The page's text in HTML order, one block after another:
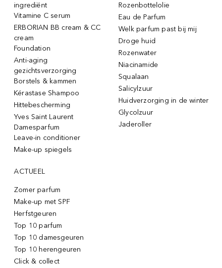
ingrediënt
Vitamine C serum
ERBORIAN BB cream & CC
cream
Foundation
Anti-aging
gezichtsverzorging
Borstels & kammen
Kérastase Shampoo
Hittebescherming
Yves Saint Laurent
Damesparfum
Leave-in conditioner
Make-up spiegels
Rozenbottelolie
Eau de Parfum
Welk parfum past bij mij
Droge huid
Rozenwater
Niacinamide
Squalaan
Salicylzuur
Huidverzorging in de winter
Glycolzuur
Jaderoller
ACTUEEL
Zomer parfum
Make-up met SPF
Herfstgeuren
Top 10 parfum
Top 10 damesgeuren
Top 10 herengeuren
Click & collect